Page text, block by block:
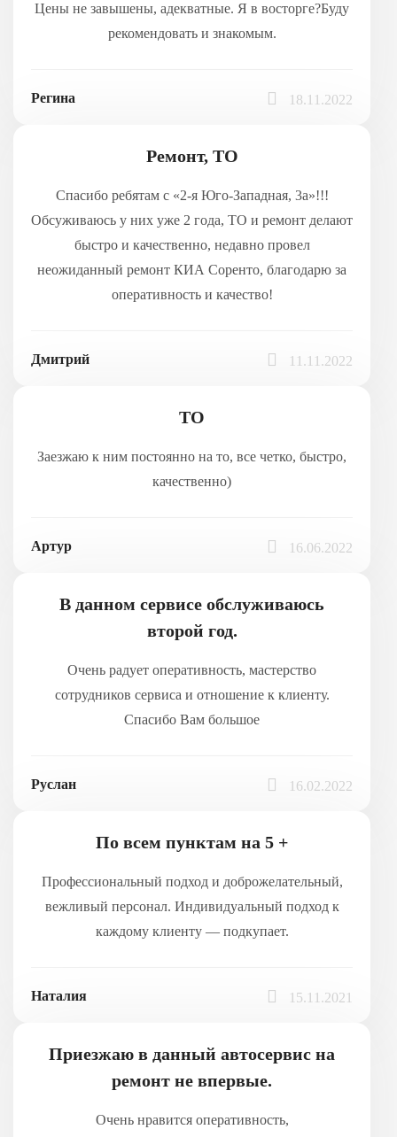
Цены не завышены, адекватные. Я в восторге?Буду
рекомендовать и знакомым.
Регина 18.11.2022
Ремонт, ТО
Спасибо ребятам с «2-я Юго-Западная, 3а»!!!
Обсуживаюсь у них уже 2 года, ТО и ремонт делают
быстро и качественно, недавно провел
неожиданный ремонт КИА Соренто, благодарю за
оперативность и качество!
Дмитрий 11.11.2022
ТО
Заезжаю к ним постоянно на то, все четко, быстро,
качественно)
Артур 16.06.2022
В данном сервисе обслуживаюсь
второй год.
Очень радует оперативность, мастерство
сотрудников сервиса и отношение к клиенту.
Спасибо Вам большое
Руслан 16.02.2022
По всем пунктам на 5 +
Профессиональный подход и доброжелательный,
вежливый персонал. Индивидуальный подход к
каждому клиенту — подкупает.
Наталия 15.11.2021
Приезжаю в данный автосервис на
ремонт не впервые.
Очень нравится оперативность,